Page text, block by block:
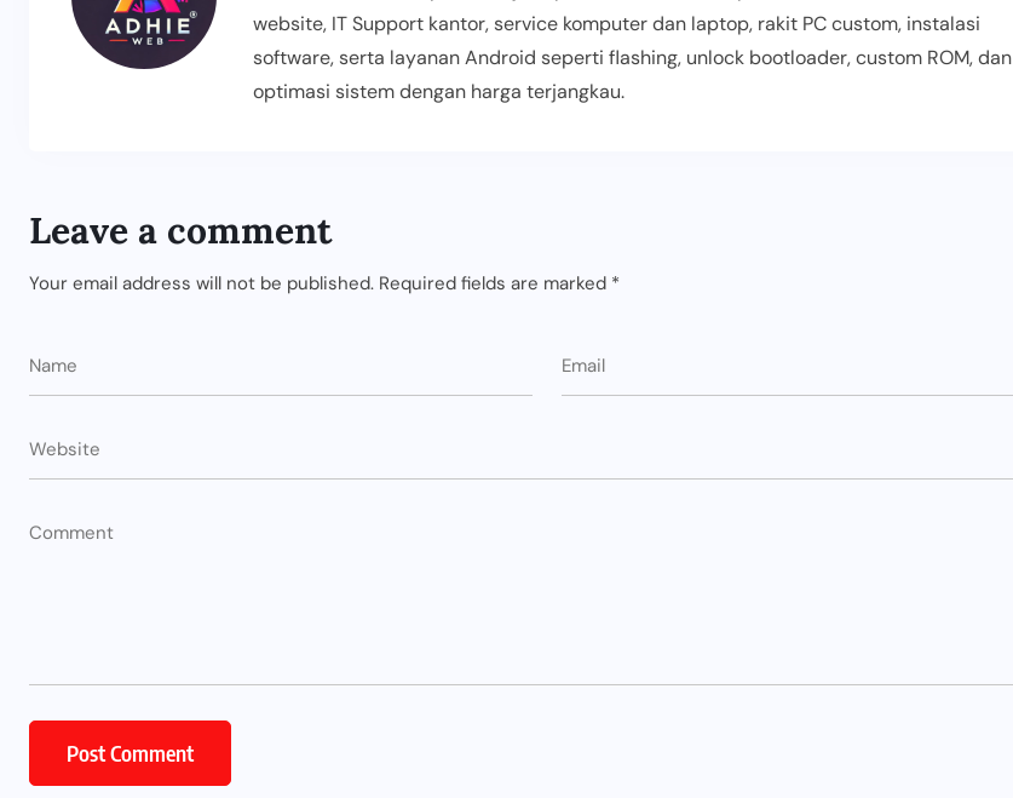
website, IT Support kantor, service komputer dan laptop, rakit PC custom, instalasi
software, serta layanan Android seperti flashing, unlock bootloader, custom ROM, dan
optimasi sistem dengan harga terjangkau.
Leave a comment
Your email address will not be published. Required fields are marked *